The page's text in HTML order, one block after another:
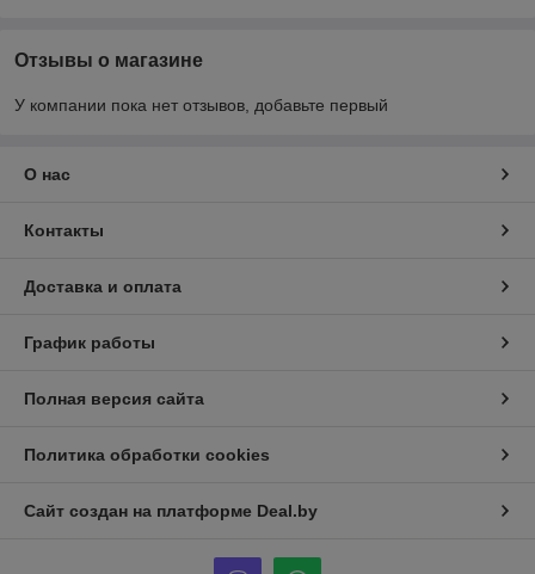
Отзывы о магазине
У компании пока нет отзывов, добавьте первый
О нас
Контакты
Доставка и оплата
График работы
Полная версия сайта
Политика обработки cookies
Сайт создан на платформе Deal.by